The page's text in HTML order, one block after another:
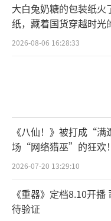
压轴歌曲是
豪一首成名作《
丝大合唱，这一
向奔赴。所有的
对你好吗，我还
下担心和牵挂”中
大白兔奶糖的包装纸火
纸，藏着国货穿越时光
2026-08-06 16:28:33
《八仙！》被打成“
场“网络猎巫”的狂欢
焦虑？
2026-07-20 13:29:10
《重器》定档8.10开
待验证